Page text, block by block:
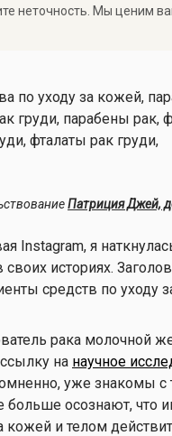
неточность. Мы ценим
Патриция Джей,
Instagram, я
своих историях.
средств по уходу
рака молочной
на научное
уже знакомы с
больше осознают,
кожей и телом